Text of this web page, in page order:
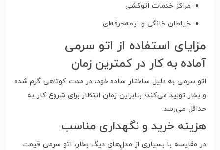
مراکز خدمات اتوکشی
خیاطان خانگی و نیمه‌حرفه‌ای
مزایای استفاده از اتو سرمی
آماده به کار در کمترین زمان
اتو سرمی به دلیل ساختار ساده خود، در مدت کوتاهی گرم شده
و بخار تولید می‌کند؛ بنابراین زمان انتظار برای شروع کار به
حداقل می‌رسد.
هزینه خرید و نگهداری مناسب
در مقایسه با بسیاری از مدل‌های دیگ بخار، اتو سرمی قیمت